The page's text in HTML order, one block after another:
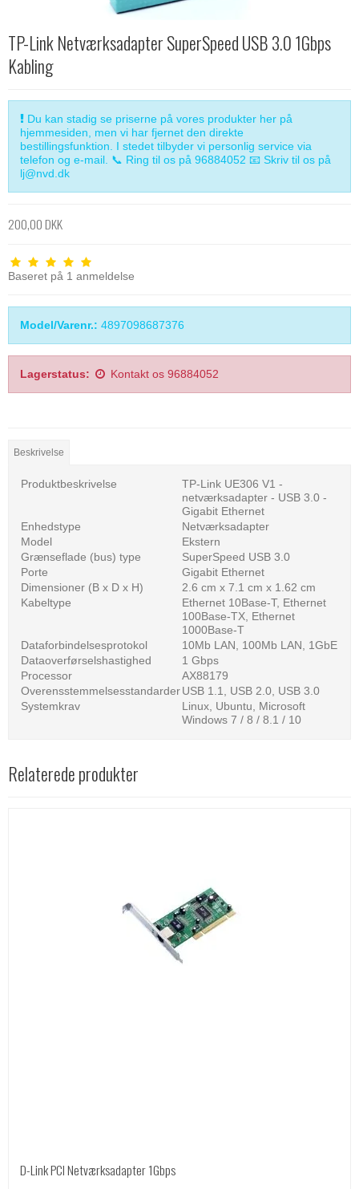
TP-Link Netværksadapter SuperSpeed USB 3.0 1Gbps
Kabling
Du kan stadig se priserne på vores produkter her på
hjemmesiden, men vi har fjernet den direkte
bestillingsfunktion. I stedet tilbyder vi personlig service via
telefon og e-mail. 📞 Ring til os på 96884052 📧 Skriv til os på
lj@nvd.dk
200,00 DKK
Baseret på 1 anmeldelse
Model/Varenr.: 4897098687376
Lagerstatus: Kontakt os 96884052
Beskrivelse
Produktbeskrivelse
TP-Link UE306 V1 -
netværksadapter - USB 3.0 -
Gigabit Ethernet
Enhedstype
Netværksadapter
Model
Ekstern
Grænseflade (bus) type
SuperSpeed USB 3.0
Porte
Gigabit Ethernet
Dimensioner (B x D x H)
2.6 cm x 7.1 cm x 1.62 cm
Kabeltype
Ethernet 10Base-T, Ethernet
100Base-TX, Ethernet
1000Base-T
Dataforbindelsesprotokol
10Mb LAN, 100Mb LAN, 1GbE
Dataoverførselshastighed
1 Gbps
Processor
AX88179
OverensstemmelsesstandarderUSB 1.1, USB 2.0, USB 3.0
Systemkrav
Linux, Ubuntu, Microsoft
Windows 7 / 8 / 8.1 / 10
Relaterede produkter
D-Link PCI Netværksadapter 1Gbps